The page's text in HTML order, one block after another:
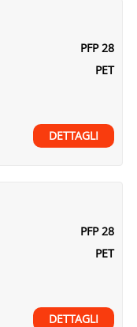
PFP 28
PET
DETTAGLI
PFP 28
PET
DETTAGLI